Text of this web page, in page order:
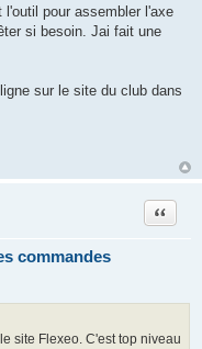
pour assembler l'axe
si besoin. Jai fait une
sur le site du club dans
commandes
Citation
site Flexeo. C'est top niveau